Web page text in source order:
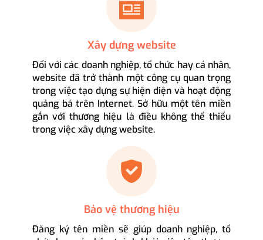
Xây dựng website
Đối với các doanh nghiệp, tổ chức hay cá nhân,
website đã trở thành một công cụ quan trọng
trong việc tạo dựng sự hiện diện và hoạt động
quảng bá trên Internet. Sở hữu một tên miền
gắn với thương hiệu là điều không thể thiếu
trong việc xây dựng website.
Bảo vệ thương hiệu
Đăng ký tên miền sẽ giúp doanh nghiệp, tổ